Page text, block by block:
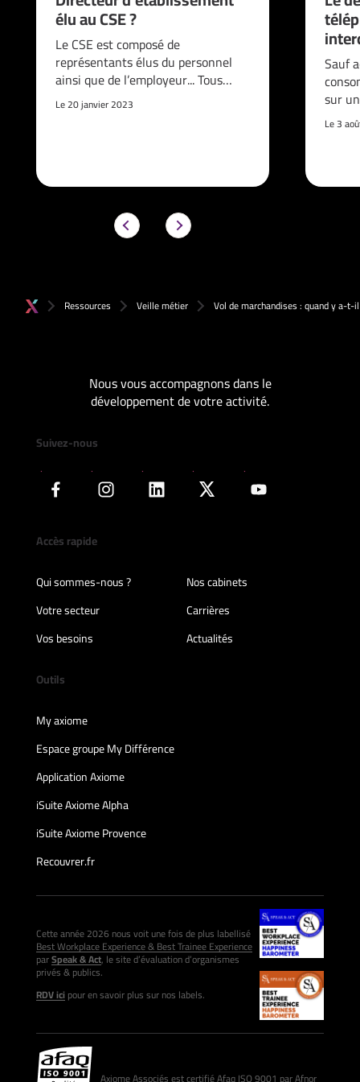
élu au CSE ?
Le CSE est composé de
représentants élus du personnel
ainsi que de l’employeur... Tous…
Le 20 janvier 2023
Sauf
sur
Le 3
Ressources Veille métier Vol de marchandises : quand y a-
Nous vous accompagnons dans le
développement de votre activité.
Suivez-nous
Accès rapide
Qui sommes-nous ?
Nos cabinets
Votre secteur
Carrières
Vos besoins
Actualités
Outils
My axiome
Espace groupe My Différence
Application Axiome
iSuite Axiome Alpha
iSuite Axiome Provence
Recouvrer.fr
Cette année 2026 nous voit une fois de plus labellisé
Best Workplace Experience & Best Trainee Experience
parSpeak & Act, le site d’évaluation d’organismes
privés & publics.
RDV icipour en savoir plus sur nos labels.